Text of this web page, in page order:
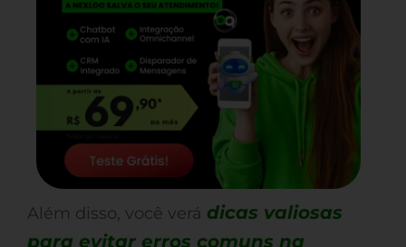
Além disso, você verá dicas valiosas
para evitar erros comuns na